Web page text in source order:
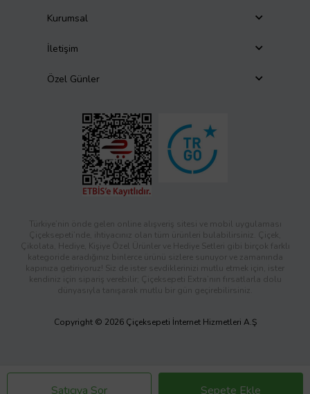
Satıcıya Sor Sepete Ekle
Kurumsal
İletişim
Özel Günler
Türkiye’nin önde gelen online alışveriş sitesi ve mobil uygulaması
Çiçeksepeti’nde, ihtiyacınız olan tüm ürünleri bulabilirsiniz. Çiçek,
Çikolata, Hediye, Kişiye Özel Ürünler ve Hediye Setleri gibi birçok farklı
kategoride aradığınız binlerce ürünü sizlere sunuyor ve zamanında
kapınıza getiriyoruz! Siz de ister sevdiklerinizi mutlu etmek için, ister
kendiniz için sipariş verebilir; Çiçeksepeti Extra’nın fırsatlarla dolu
dünyasıyla tanışarak mutlu bir gün geçirebilirsiniz.
Copyright © 2026 Çiçeksepeti İnternet Hizmetleri A.Ş